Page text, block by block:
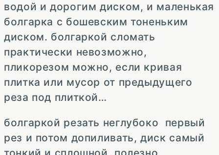
водой и дорогим диском, и маленькая
болгарка с бошевским тоненьким
диском. болгаркой сломать
практически невозможно,
пликорезом можно, если кривая
плитка или мусор от предыдущего
реза под плиткой…
болгаркой резать неглубоко первый
рез и потом допиливать, диск самый